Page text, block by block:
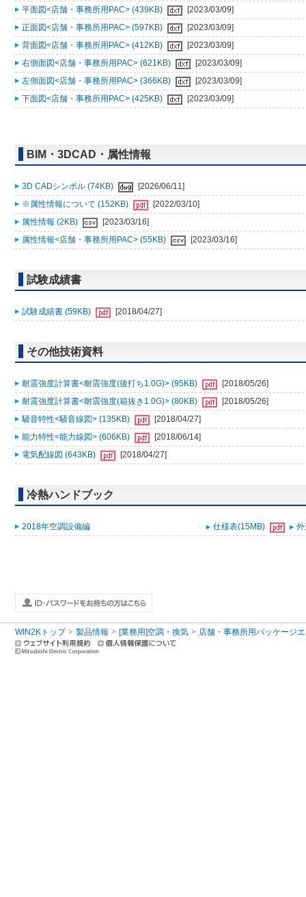
平面図<店舗・事務所用PAC> (439KB)
[2023/03/09]
正面図<店舗・事務所用PAC> (597KB)
[2023/03/09]
背面図<店舗・事務所用PAC> (412KB)
[2023/03/09]
右側面図<店舗・事務所用PAC> (621KB)
[2023/03/09]
左側面図<店舗・事務所用PAC> (366KB)
[2023/03/09]
下面図<店舗・事務所用PAC> (425KB)
[2023/03/09]
BIM・3DCAD・属性情報
3D CADシンボル (74KB)
[2026/06/11]
※属性情報について (152KB)
[2022/03/10]
属性情報 (2KB)
[2023/03/16]
属性情報<店舗・事務所用PAC> (55KB)
[2023/03/16]
試験成績書
試験成績書 (59KB) [2018/04/27]
その他技術資料
耐震強度計算書<耐震強度(後打ち1.0G)> (95KB)
[2018/05/26]
耐震強度計算書<耐震強度(箱抜き1.0G)> (80KB)
[2018/05/26]
騒音特性<騒音線図> (135KB)
[2018/04/27]
能力特性<能力線図> (606KB)
[2018/06/14]
電気配線図 (643KB)
[2018/04/27]
冷熱ハンドブック
2018年空調設備編 仕様表(15MB)
WIN2Kトップ 製品情報 [業務用]空調・換気 店舗・事務所用パッケージ